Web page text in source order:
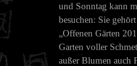
und Sonntag kann
besuchen: Sie
„Offenen Gärten
Garten voller
außer Blumen auch